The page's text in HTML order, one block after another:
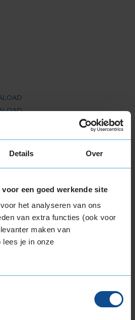
Details Over
een goed werkende site
het analyseren van ons
van extra functies (ook voor
maken van
lees je in onze